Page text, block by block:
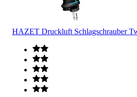
HAZET Druckluft Schlagschrauber